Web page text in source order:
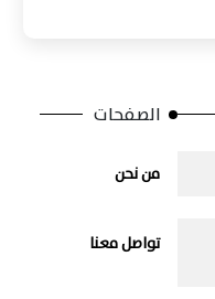
الصفحات
من نحن
تواصل معنا